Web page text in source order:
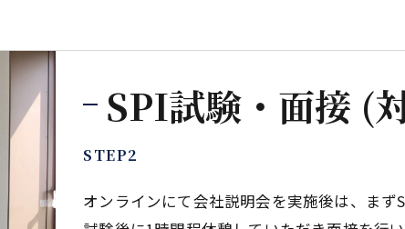
SPI試験・面接 (
STEP2
オンラインにて会社説明会を実施後は、まず